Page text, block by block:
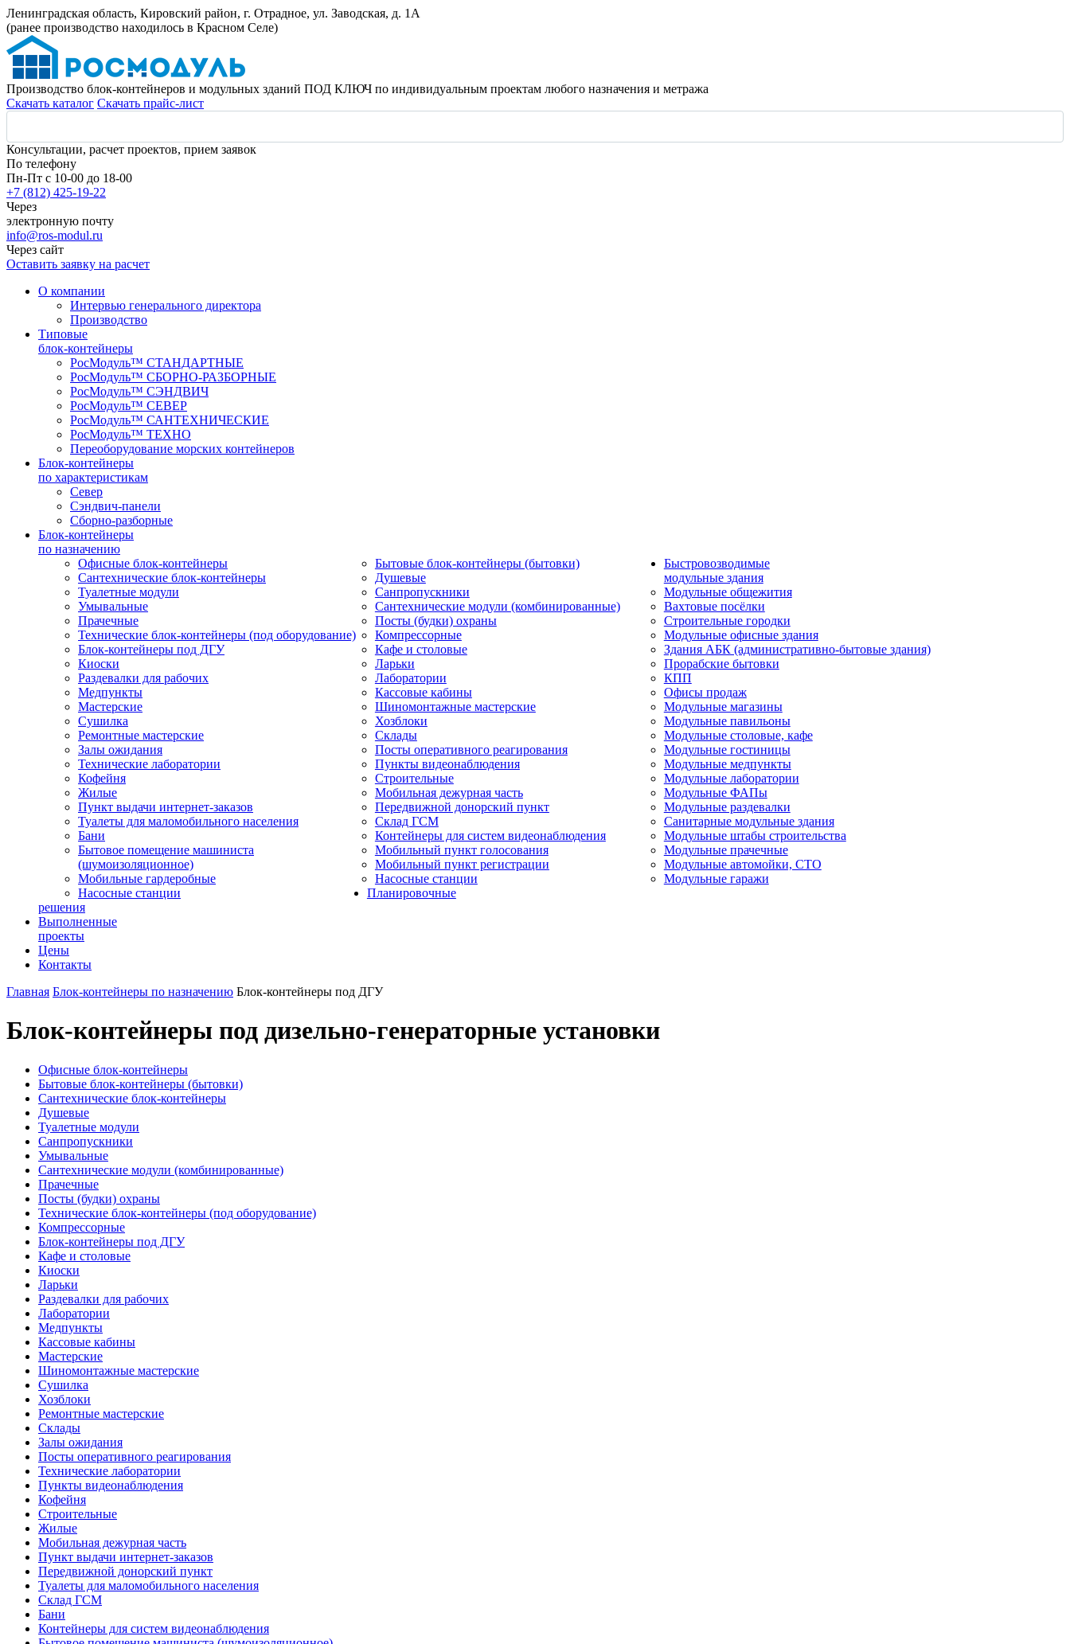
Ленинградская область, Кировский район, г. Отрадное, ул. Заводская, д. 1А
(ранее производство находилось в Красном Селе)
Производство блок-контейнеров и модульных зданий ПОД КЛЮЧ по индивидуальным проектам любого назначения и метража
Скачать каталог Скачать прайс-лист
Консультации, расчет проектов, прием заявок
По телефону
Пн-Пт с 10-00 до 18-00
+7 (812) 425-19-22
Через
электронную почту
info@ros-modul.ru
Через сайт
Оставить заявку на расчет
О компании
Интервью генерального директора
Производство
Типовые
блок-контейнеры
РосМодуль™ СТАНДАРТНЫЕ
РосМодуль™ СБОРНО-РАЗБОРНЫЕ
РосМодуль™ СЭНДВИЧ
РосМодуль™ СЕВЕР
РосМодуль™ САНТЕХНИЧЕСКИЕ
РосМодуль™ ТЕХНО
Переоборудование морских контейнеров
Блок-контейнеры
по характеристикам
Север
Сэндвич-панели
Сборно-разборные
Блок-контейнеры
по назначению
Офисные блок-контейнеры
Бытовые блок-контейнеры (бытовки)
Сантехнические блок-контейнеры
Душевые
Туалетные модули
Санпропускники
Умывальные
Сантехнические модули (комбинированные)
Прачечные
Посты (будки) охраны
Технические блок-контейнеры (под оборудование)
Компрессорные
Блок-контейнеры под ДГУ
Кафе и столовые
Киоски
Ларьки
Раздевалки для рабочих
Лаборатории
Медпункты
Кассовые кабины
Мастерские
Шиномонтажные мастерские
Сушилка
Хозблоки
Ремонтные мастерские
Склады
Залы ожидания
Посты оперативного реагирования
Технические лаборатории
Пункты видеонаблюдения
Кофейня
Строительные
Жилые
Мобильная дежурная часть
Пункт выдачи интернет-заказов
Передвижной донорский пункт
Туалеты для маломобильного населения
Склад ГСМ
Бани
Контейнеры для систем видеонаблюдения
Бытовое помещение машиниста
(шумоизоляционное)
Мобильный пункт голосования
Мобильный пункт регистрации
Мобильные гардеробные
Насосные станции
Насосные станции
Быстровозводимые
модульные здания
Модульные общежития
Вахтовые посёлки
Строительные городки
Модульные офисные здания
Здания АБК (административно-бытовые здания)
Прорабские бытовки
КПП
Офисы продаж
Модульные магазины
Модульные павильоны
Модульные столовые, кафе
Модульные гостиницы
Модульные медпункты
Модульные лаборатории
Модульные ФАПы
Модульные раздевалки
Санитарные модульные здания
Модульные штабы строительства
Модульные прачечные
Модульные автомойки, СТО
Модульные гаражи
Планировочные
решения
Выполненные
проекты
Цены
Контакты
Главная Блок-контейнеры по назначению Блок-контейнеры под ДГУ
Блок-контейнеры под дизельно-генераторные установки
Офисные блок-контейнеры
Бытовые блок-контейнеры (бытовки)
Сантехнические блок-контейнеры
Душевые
Туалетные модули
Санпропускники
Умывальные
Сантехнические модули (комбинированные)
Прачечные
Посты (будки) охраны
Технические блок-контейнеры (под оборудование)
Компрессорные
Блок-контейнеры под ДГУ
Кафе и столовые
Киоски
Ларьки
Раздевалки для рабочих
Лаборатории
Медпункты
Кассовые кабины
Мастерские
Шиномонтажные мастерские
Сушилка
Хозблоки
Ремонтные мастерские
Склады
Залы ожидания
Посты оперативного реагирования
Технические лаборатории
Пункты видеонаблюдения
Кофейня
Строительные
Жилые
Мобильная дежурная часть
Пункт выдачи интернет-заказов
Передвижной донорский пункт
Туалеты для маломобильного населения
Склад ГСМ
Бани
Контейнеры для систем видеонаблюдения